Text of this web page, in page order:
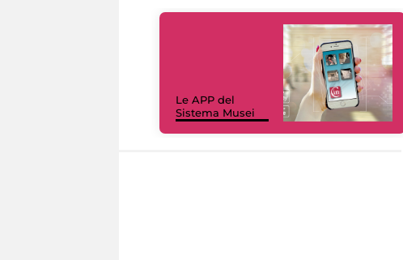
Le APP del
Sistema Musei